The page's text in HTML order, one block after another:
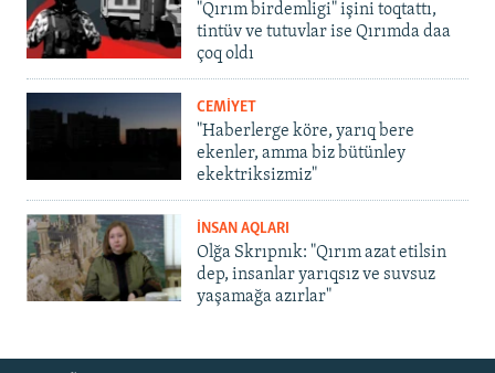
"Qırım birdemligi" işini toqtattı,
tintüv ve tutuvlar ise Qırımda daa
çoq oldı
CEMİYET
"Haberlerge köre, yarıq bere
ekenler, amma biz bütünley
ekektriksizmiz"
İNSAN AQLARI
Olğa Skrıpnık: "Qırım azat etilsin
dep, insanlar yarıqsız ve suvsuz
yaşamağa azırlar"